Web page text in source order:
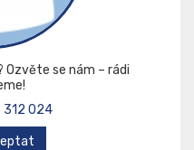
Ozvěte se nám – rádi
024